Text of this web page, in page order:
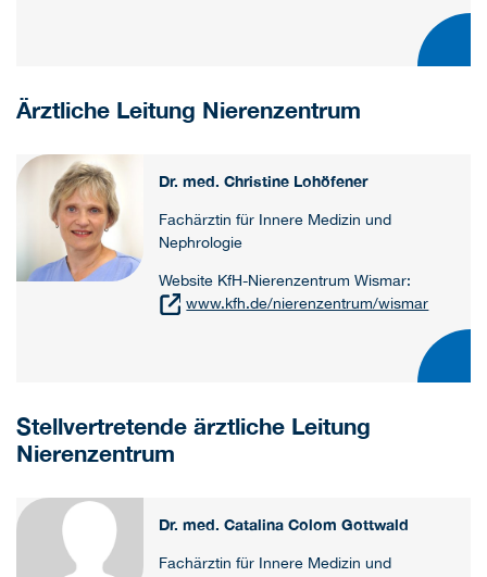
Ärztliche Leitung Nierenzentrum
Dr. med. Christine Lohöfener
Fachärztin für Innere Medizin und
Nephrologie
Website KfH-Nierenzentrum Wismar:
www.kfh.de/nierenzentrum/wismar
Stellvertretende ärztliche Leitung
Nierenzentrum
Dr. med. Catalina Colom Gottwald
Fachärztin für Innere Medizin und